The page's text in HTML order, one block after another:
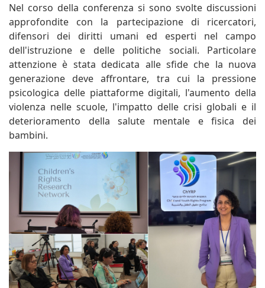
Nel corso della conferenza si sono svolte discussioni
approfondite con la partecipazione di ricercatori,
difensori dei diritti umani ed esperti nel campo
dell'istruzione e delle politiche sociali. Particolare
attenzione è stata dedicata alle sfide che la nuova
generazione deve affrontare, tra cui la pressione
psicologica delle piattaforme digitali, l'aumento della
violenza nelle scuole, l'impatto delle crisi globali e il
deterioramento della salute mentale e fisica dei
bambini.